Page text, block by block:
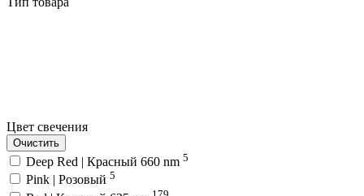
Цвет свечения
Очистить
Deep Red | Красный 660 nm 5
Pink | Розовый 5
179